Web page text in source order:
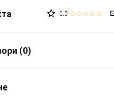
0.0
(0)